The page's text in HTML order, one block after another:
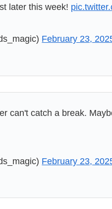
later this week!
February 23,
can't catch a break.
February 23,